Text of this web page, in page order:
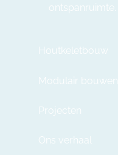
ontspanruimte.
Houtkeletbouw
Modulair bouwen
Projecten
Ons verhaal